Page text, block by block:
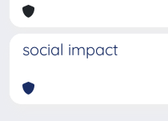
social impact